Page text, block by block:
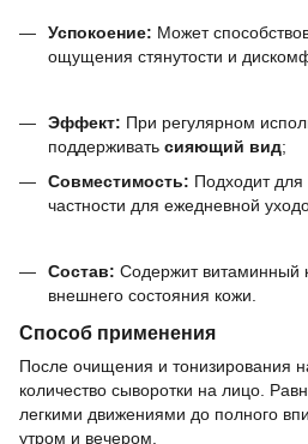
Успокоение: Может
ощущения стянутости и
Эффект: При регулярном
поддерживать сияющий вид;
Совместимость: Подходит для
частности для ежедневной
Состав: Содержит витаминный
внешнего состояния кожи.
Способ применения
После очищения и тонизирования
количество сыворотки на лицо.
легкими движениями до полного
утром и вечером.